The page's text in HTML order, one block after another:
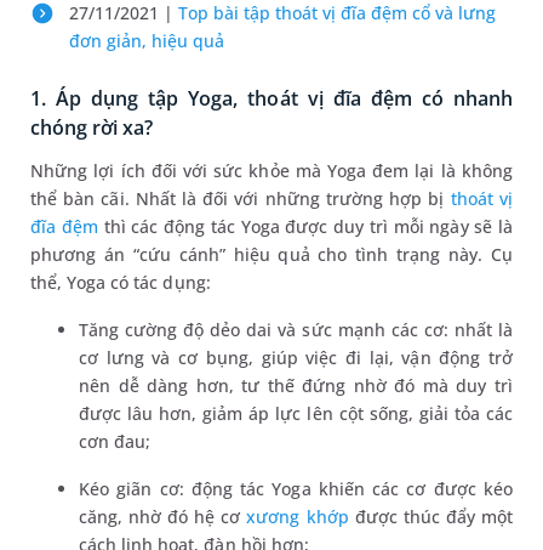
27/11/2021 | Top bài tập thoát vị đĩa đệm cổ và lưng
đơn giản, hiệu quả
1. Áp dụng tập Yoga, thoát vị đĩa đệm có nhanh
chóng rời xa?
Những lợi ích đối với sức khỏe mà Yoga đem lại là không
thể bàn cãi. Nhất là đối với những trường hợp bị thoát vị
đĩa đệm thì các động tác Yoga được duy trì mỗi ngày sẽ là
phương án “cứu cánh” hiệu quả cho tình trạng này. Cụ
thể, Yoga có tác dụng:
Tăng cường độ dẻo dai và sức mạnh các cơ: nhất là
cơ lưng và cơ bụng, giúp việc đi lại, vận động trở
nên dễ dàng hơn, tư thế đứng nhờ đó mà duy trì
được lâu hơn, giảm áp lực lên cột sống, giải tỏa các
cơn đau;
Kéo giãn cơ: động tác Yoga khiến các cơ được kéo
căng, nhờ đó hệ cơxương khớp được thúc đẩy một
cách linh hoạt, đàn hồi hơn;